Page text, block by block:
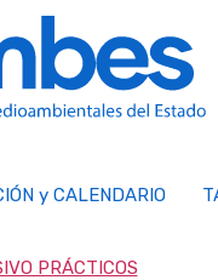
y CALENDARIO
PRÁCTICOS